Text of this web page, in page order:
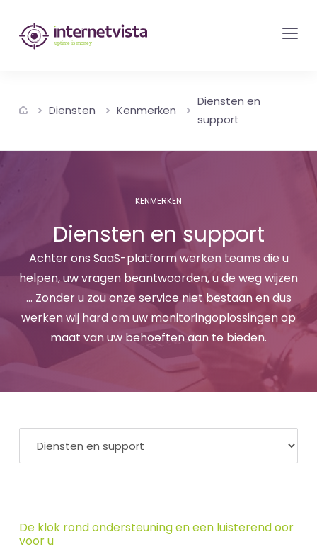
internetvista
monitoring
van
en
Uptime
money
Diensten Kenmerken
Diensten en
support
KENMERKEN
Diensten en support
Achter ons SaaS-platform werken teams die u
helpen, uw vragen beantwoorden, u de weg wijzen
... Zonder u zou onze service niet bestaan en dus
werken wij hard om uw monitoringoplossingen op
maat van uw behoeften aan te bieden.
De klok rond ondersteuning en een luisterend oor
voor u